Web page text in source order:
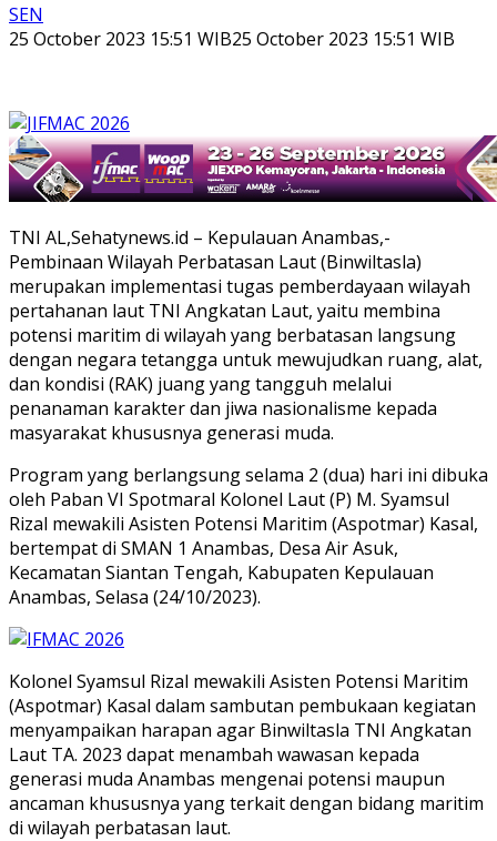
SEN
25 October 2023 15:51 WIB25 October 2023 15:51 WIB
TNI AL,Sehatynews.id – Kepulauan Anambas,-
Pembinaan Wilayah Perbatasan Laut (Binwiltasla)
merupakan implementasi tugas pemberdayaan wilayah
pertahanan laut TNI Angkatan Laut, yaitu membina
potensi maritim di wilayah yang berbatasan langsung
dengan negara tetangga untuk mewujudkan ruang, alat,
dan kondisi (RAK) juang yang tangguh melalui
penanaman karakter dan jiwa nasionalisme kepada
masyarakat khususnya generasi muda.
Program yang berlangsung selama 2 (dua) hari ini dibuka
oleh Paban VI Spotmaral Kolonel Laut (P) M. Syamsul
Rizal mewakili Asisten Potensi Maritim (Aspotmar) Kasal,
bertempat di SMAN 1 Anambas, Desa Air Asuk,
Kecamatan Siantan Tengah, Kabupaten Kepulauan
Anambas, Selasa (24/10/2023).
Kolonel Syamsul Rizal mewakili Asisten Potensi Maritim
(Aspotmar) Kasal dalam sambutan pembukaan kegiatan
menyampaikan harapan agar Binwiltasla TNI Angkatan
Laut TA. 2023 dapat menambah wawasan kepada
generasi muda Anambas mengenai potensi maupun
ancaman khususnya yang terkait dengan bidang maritim
di wilayah perbatasan laut.